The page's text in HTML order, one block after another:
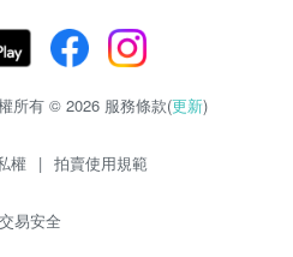
所有 © 2026 服務條款(更新)
權 | 拍賣使用規範
交易安全